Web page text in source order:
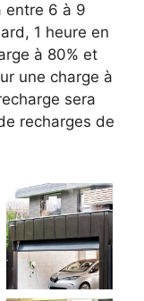
entre 6 à 9
1 heure en
à 80% et
une charge à
sera
recharges de